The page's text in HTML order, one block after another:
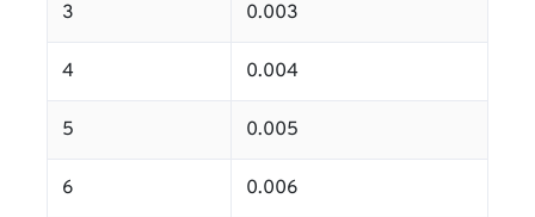
3 0.003
4 0.004
5 0.005
6 0.006